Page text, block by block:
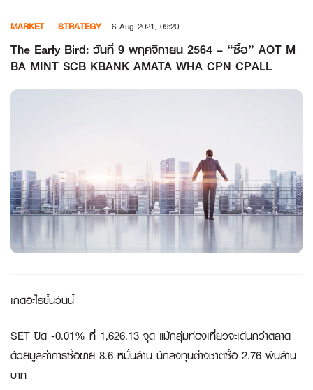
content
MARKET STRATEGY 6 Aug 2021, 09:20
The Early Bird: วันที่ 9 พฤศจิกายน 2564 – “ซื้อ” AOT M
BA MINT SCB KBANK AMATA WHA CPN CPALL
เกิดอะไรขึ้นวันนี้
SET ปิด -0.01% ที่ 1,626.13 จุด แม้กลุ่มท่องเที่ยวจะเด่นกว่าตลาด
ด้วยมูลค่าการซื้อขาย 8.6 หมื่นล้าน นักลงทุนต่างชาติซื้อ 2.76 พันล้าน
บาท